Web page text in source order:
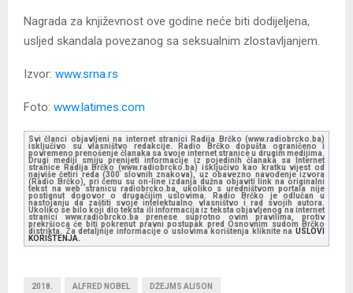
Nagrada za književnost ove godine neće biti dodijeljena,
usljed skandala povezanog sa seksualnim zlostavljanjem.
Izvor: www.srna.rs
Foto: www.latimes.com
Svi članci objavljeni na internet stranici Radija Brčko (www.radiobrcko.ba)
isključivo su vlasništvo redakcije. Radio Brčko dopušta ograničeno i
povremeno prenošenje članaka sa svoje internet stranice u drugim medijima.
Drugi mediji smiju prenijeti informacije iz pojedinih članaka sa Internet
stranice Radija Brčko (www.radiobrcko.ba) isključivo kao kratku vijest od
najviše četiri reda (300 slovnih znakova), uz obavezno navođenje izvora
(Radio Brčko), pri čemu su on-line izdanja dužna objaviti link na originalni
tekst na web stranicu radiobrcko.ba, ukoliko s uredništvom portala nije
postignut dogovor o drugačijim uslovima. Radio Brčko je odlučan u
nastojanju da zaštiti svoje intelektualno vlasništvo i rad svojih autora.
Ukoliko se bilo koji dio teksta ili informacija iz teksta objavljenog na internet
stranici www.radiobrcko.ba prenese suprotno ovim pravilima, protiv
prekršioca će biti pokrenut pravni postupak pred Osnovnim sudom Brčko
distrikta. Za detaljnije informacije o uslovima korištenja kliknite na USLOVI
KORIŠTENJA.
2018. ALFRED NOBEL DŽEJMS ALISON